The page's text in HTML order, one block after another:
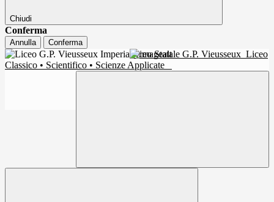
Chiudi
Conferma
Annulla Conferma
Liceo Statale G.P. Vieusseux Liceo
Classico • Scientifico • Scienze Applicate